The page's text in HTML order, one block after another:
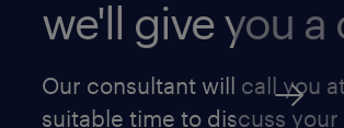
we'll give you a
Our consultant will call you
suitable time to discuss your